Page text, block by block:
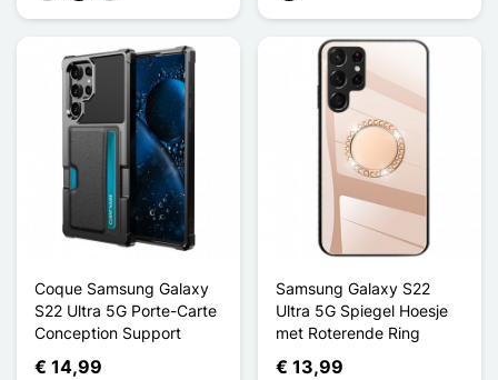
Coque Samsung Galaxy
S22 Ultra 5G Porte-Carte
Conception Support
€ 14,99
Samsung Galaxy S22
Ultra 5G Spiegel Hoesje
met Roterende Ring
€ 13,99